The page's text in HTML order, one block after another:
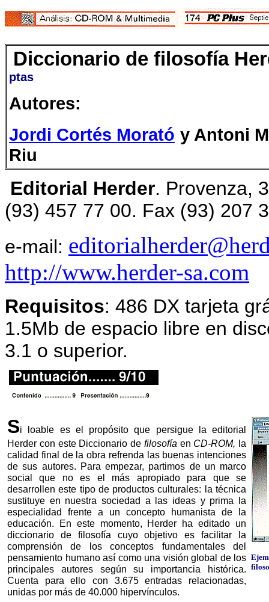
Diccionario de filosofía
ptas
Autores:
Jordi Cortés Morató y Antoni
Riu
Editorial Herder. Provenza,
(93) 457 77 00. Fax (93) 207
e-mail:
http://www.herder-sa.com
Requisitos: 486 DX tarjeta
1.5Mb de espacio libre en
3.1 o superior.
Si loable es el propósito que persigue la editorial
Herder con este Diccionario de filosofía en CD-ROM, la
calidad final de la obra refrenda las buenas intenciones
de sus autores. Para empezar, partimos de un marco
social que no es el más apropiado para que se
desarrollen este tipo de productos culturales: la técnica
sustituye en nuestra sociedad a las ideas y prima la
especialidad frente a un concepto humanista de la
educación. En este momento, Herder ha editado un
diccionario de filosofía cuyo objetivo es facilitar la
comprensión de los conceptos fundamentales del
pensamiento humano así como una visión global de los
principales autores según su importancia histórica.
Cuenta para ello con 3.675 entradas relacionadas,
unidas por más de 40.000 hipervínculos.